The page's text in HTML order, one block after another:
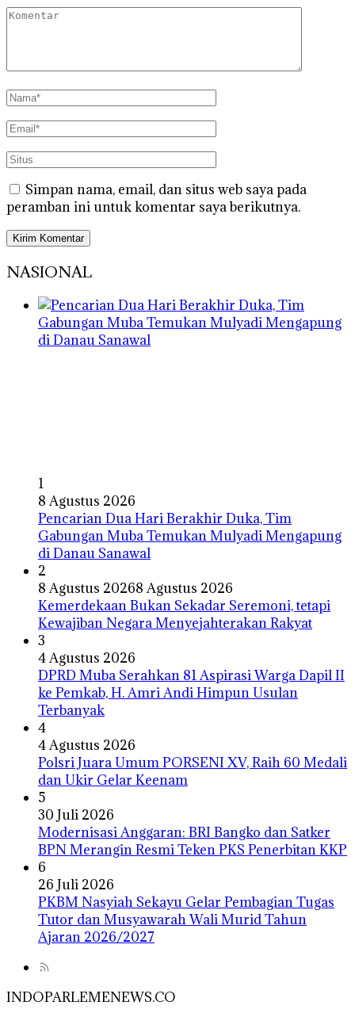
Simpan nama, email, dan situs web saya pada
peramban ini untuk komentar saya berikutnya.
NASIONAL
1
8 Agustus 2026
Pencarian Dua Hari Berakhir Duka, Tim
Gabungan Muba Temukan Mulyadi Mengapung
di Danau Sanawal
2
8 Agustus 20268 Agustus 2026
Kemerdekaan Bukan Sekadar Seremoni, tetapi
Kewajiban Negara Menyejahterakan Rakyat
3
4 Agustus 2026
DPRD Muba Serahkan 81 Aspirasi Warga Dapil II
ke Pemkab, H. Amri Andi Himpun Usulan
Terbanyak
4
4 Agustus 2026
Polsri Juara Umum PORSENI XV, Raih 60 Medali
dan Ukir Gelar Keenam
5
30 Juli 2026
Modernisasi Anggaran: BRI Bangko dan Satker
BPN Merangin Resmi Teken PKS Penerbitan KKP
6
26 Juli 2026
PKBM Nasyiah Sekayu Gelar Pembagian Tugas
Tutor dan Musyawarah Wali Murid Tahun
Ajaran 2026/2027
INDOPARLEMENEWS.CO